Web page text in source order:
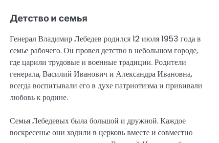
Детство и семья
Генерал Владимир Лебедев родился 12 июля 1953 года в
семье рабочего. Он провел детство в небольшом городе,
где царили трудовые и военные традиции. Родители
генерала, Василий Иванович и Александра Ивановна,
всегда воспитывали его в духе патриотизма и прививали
любовь к родине.
Семья Лебедевых была большой и дружной. Каждое
воскресенье они ходили в церковь вместе и совместно